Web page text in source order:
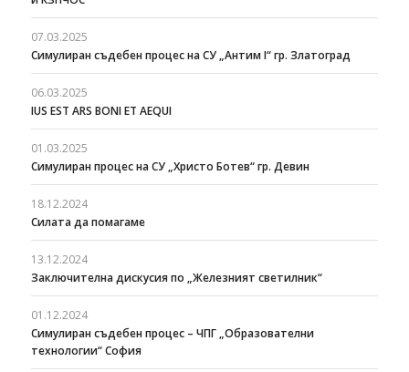
07.03.2025
Симулиран съдебен процес на СУ „Антим I“ гр. Златоград
06.03.2025
IUS EST ARS BONI ET AEQUI
01.03.2025
Симулиран процес на СУ „Христо Ботев“ гр. Девин
18.12.2024
Силата да помагаме
13.12.2024
Заключителна дискусия по „Железният светилник“
01.12.2024
Симулиран съдебен процес – ЧПГ „Образователни
технологии“ София